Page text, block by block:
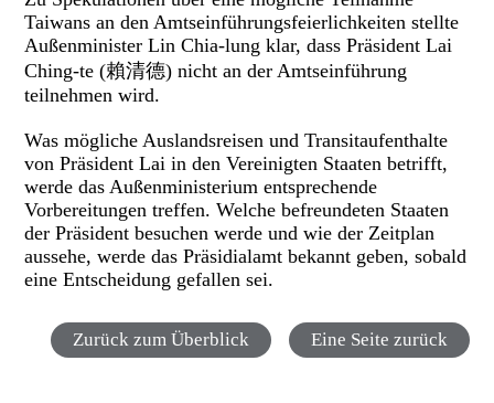
Taiwans an den Amtseinführungsfeierlichkeiten stellte
Außenminister Lin Chia-lung klar, dass Präsident Lai
Ching-te (賴清德) nicht an der Amtseinführung
teilnehmen wird.
Was mögliche Auslandsreisen und Transitaufenthalte
von Präsident Lai in den Vereinigten Staaten betrifft,
werde das Außenministerium entsprechende
Vorbereitungen treffen. Welche befreundeten Staaten
der Präsident besuchen werde und wie der Zeitplan
aussehe, werde das Präsidialamt bekannt geben, sobald
eine Entscheidung gefallen sei.
Zurück zum Überblick Eine Seite zurück